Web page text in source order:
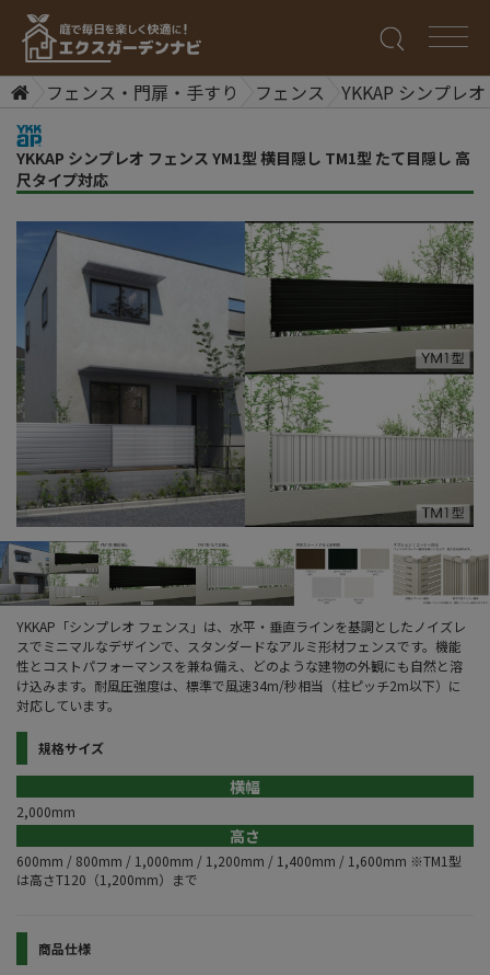
フェンス・門扉・手すり フェンス YKKAP シンプレ
YKKAP シンプレオ フェンス YM1型 横目隠し TM1型 たて目隠し 高
尺タイプ対応
YKKAP「シンプレオ フェンス」は、水平・垂直ラインを基調としたノイズレ
スでミニマルなデザインで、スタンダードなアルミ形材フェンスです。機能
性とコストパフォーマンスを兼ね備え、どのような建物の外観にも自然と溶
け込みます。耐風圧強度は、標準で風速34m/秒相当（柱ピッチ2m以下）に
対応しています。
規格サイズ
横幅
2,000mm
高さ
600mm / 800mm / 1,000mm / 1,200mm / 1,400mm / 1,600mm ※TM1型
は高さT120（1,200mm）まで
商品仕様